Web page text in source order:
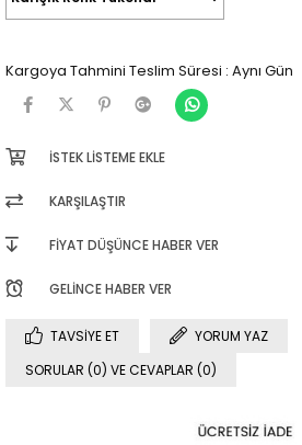
Kargoya Tahmini Teslim Süresi : Aynı Gün
İSTEK LISTEME EKLE
KARŞILAŞTIR
FIYAT DÜŞÜNCE HABER VER
GELINCE HABER VER
TAVSIYE ET
YORUM YAZ
SORULAR (0) VE CEVAPLAR (0)